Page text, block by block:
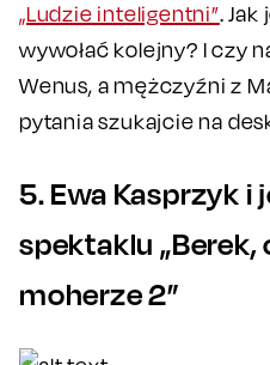
„Ludzie inteligentni”.
wywołać kolejny? I czy
Wenus, a mężczyźni z
pytania szukajcie na
5. Ewa Kasprzyk i
spektaklu
moherze 2”